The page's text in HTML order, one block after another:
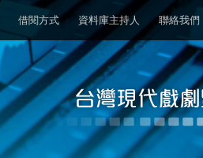
借閱方式 資料庫主持人 聯絡我們